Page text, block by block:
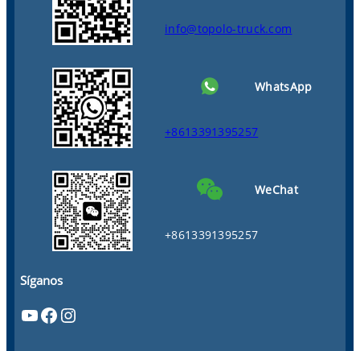
info@topolo-truck.com
WhatsApp
+8613391395257
WeChat
+8613391395257
Síganos
YouTube Facebook Instagram